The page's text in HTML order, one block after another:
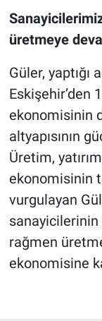
üretmeye
Güler, yaptığı
Eskişehir’den
ekonomisinin
altyapısının
Üretim,
ekonomisinin
vurgulayan
rağmen
ekonomisine